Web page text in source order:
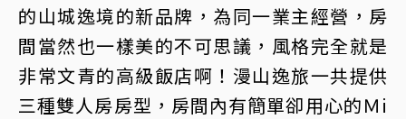
的山城逸境的新品牌，為同一業主經營，房
間當然也一樣美的不可思議，風格完全就是
非常文青的高級飯店啊！漫山逸旅一共提供
三種雙人房房型，房間內有簡單卻用心的Ｍi